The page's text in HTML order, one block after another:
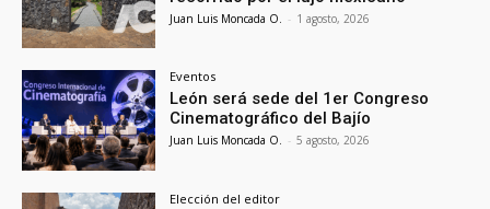
Juan Luis Moncada O. - 1 agosto, 2026
Eventos
León será sede del 1er Congreso
Cinematográfico del Bajío
Juan Luis Moncada O. - 5 agosto, 2026
Elección del editor